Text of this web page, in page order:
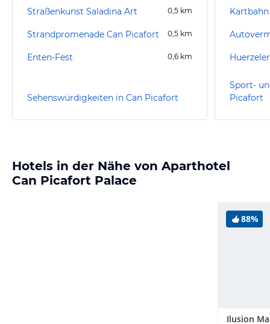
Straßenkunst Saladina Art 0,5 km
Strandpromenade Can Picafort 0,5 km
Enten-Fest 0,6 km
Sehenswürdigkeiten in Can Picafort
Kartbahn
Sport-
Picafort
Hotels in der Nähe von Aparthotel
Can Picafort Palace
88%